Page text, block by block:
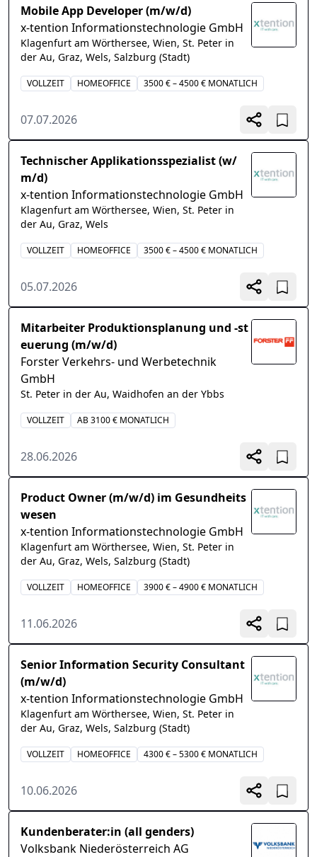
Mobile App Developer (m/w/d)
x-tention Informationstechnologie GmbH
Klagenfurt am Wörthersee, Wien, St. Peter in
der Au, Graz, Wels, Salzburg (Stadt)
VOLLZEIT HOMEOFFICE 3500 € – 4500 € MONATLICH
07.07.2026
Technischer Applikationsspezialist (w/
m/d)
x-tention Informationstechnologie GmbH
Klagenfurt am Wörthersee, Wien, St. Peter in
der Au, Graz, Wels
VOLLZEIT HOMEOFFICE 3500 € – 4500 € MONATLICH
05.07.2026
Mitarbeiter Produktionsplanung und -st
euerung (m/w/d)
Forster Verkehrs- und Werbetechnik
GmbH
St. Peter in der Au, Waidhofen an der Ybbs
VOLLZEIT AB 3100 € MONATLICH
28.06.2026
Product Owner (m/w/d) im Gesundheits
wesen
x-tention Informationstechnologie GmbH
Klagenfurt am Wörthersee, Wien, St. Peter in
der Au, Graz, Wels, Salzburg (Stadt)
VOLLZEIT HOMEOFFICE 3900 € – 4900 € MONATLICH
11.06.2026
Senior Information Security Consultant
(m/w/d)
x-tention Informationstechnologie GmbH
Klagenfurt am Wörthersee, Wien, St. Peter in
der Au, Graz, Wels, Salzburg (Stadt)
VOLLZEIT HOMEOFFICE 4300 € – 5300 € MONATLICH
10.06.2026
Kundenberater:in (all genders)
Volksbank Niederösterreich AG